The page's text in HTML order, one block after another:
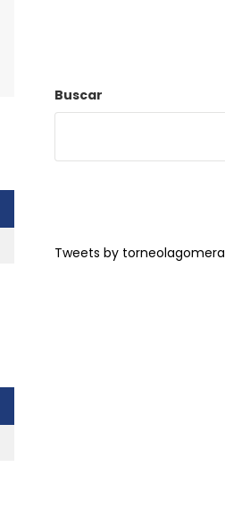
Buscar
Tweets by torneolagomera